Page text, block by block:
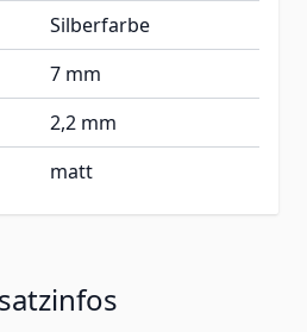
Silberfarbe
7 mm
2,2 mm
matt